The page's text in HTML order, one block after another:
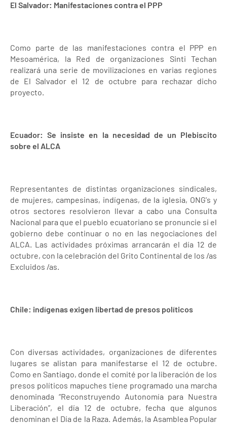
El Salvador: Manifestaciones contra el PPP
Como parte de las manifestaciones contra el PPP en
Mesoamérica, la Red de organizaciones Sinti Techan
realizará una serie de movilizaciones en varias regiones
de El Salvador el 12 de octubre para rechazar dicho
proyecto.
Ecuador: Se insiste en la necesidad de un Plebiscito
sobre el ALCA
Representantes de distintas organizaciones sindicales,
de mujeres, campesinas, indígenas, de la iglesia, ONG's y
otros sectores resolvieron llevar a cabo una Consulta
Nacional para que el pueblo ecuatoriano se pronuncie si el
gobierno debe continuar o no en las negociaciones del
ALCA. Las actividades próximas arrancarán el día 12 de
octubre, con la celebración del Grito Continental de los /as
Excluidos /as.
Chile: indígenas exigen libertad de presos políticos
Con diversas actividades, organizaciones de diferentes
lugares se alistan para manifestarse el 12 de octubre.
Como en Santiago, donde el comité por la liberación de los
presos políticos mapuches tiene programado una marcha
denominada “Reconstruyendo Autonomía para Nuestra
Liberación”, el día 12 de octubre, fecha que algunos
denominan el Día de la Raza. Además, la Asamblea Popular